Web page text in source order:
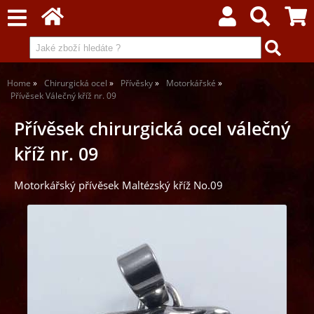
Home Chirurgická ocel Přívěsky
Motorkářské
Přívěsek Válečný kříž nr. 09
Přívěsek chirurgická ocel válečný
kříž nr. 09
Motorkářský přívěsek Maltézský kříž No.09